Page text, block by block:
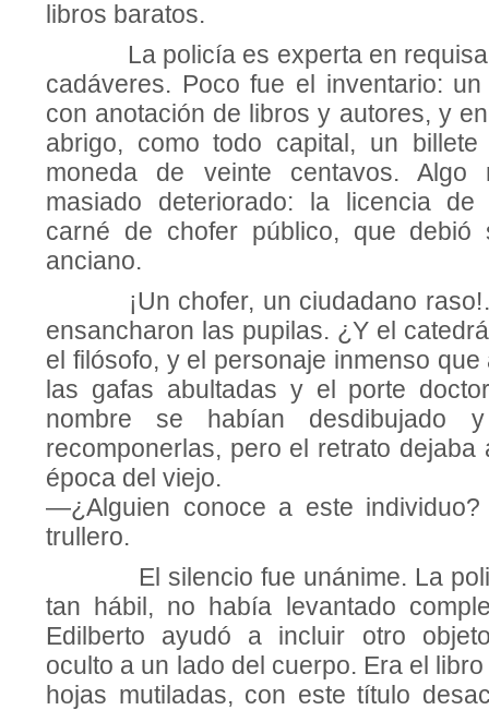
libros baratos.
La policía es experta en requisar,
cadáveres. Poco fue el inventario:
con anotación de libros y autores, y
abrigo, como todo capital, un
moneda de veinte centavos.
masiado deteriorado: la licencia
carné de chofer público, que
anciano.
¡Un chofer, un ciudadano
ensancharon las pupilas. ¿Y el
el filósofo, y el personaje inmenso
las gafas abultadas y el porte
nombre se habían desdibujado
recomponerlas, pero el retrato dejaba
época del viejo.
—¿Alguien conoce a este
trullero.
El silencio fue unánime. La
tan hábil, no había levantado
Edilberto ayudó a incluir otro
oculto a un lado del cuerpo. Era el
hojas mutiladas, con este título